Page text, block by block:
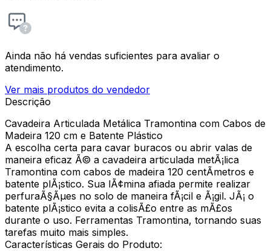
Ainda não há vendas suficientes para avaliar o
atendimento.
Ver mais produtos do vendedor
Descrição
Cavadeira Articulada Metálica Tramontina com Cabos de
Madeira 120 cm e Batente Plástico
A escolha certa para cavar buracos ou abrir valas de
maneira eficaz Ã© a cavadeira articulada metÃ¡lica
Tramontina com cabos de madeira 120 centÃ­metros e
batente plÃ¡stico. Sua lÃ¢mina afiada permite realizar
perfuraÃ§Ãµes no solo de maneira fÃ¡cil e Ã¡gil. JÃ¡ o
batente plÃ¡stico evita a colisÃ£o entre as mÃ£os
durante o uso. Ferramentas Tramontina, tornando suas
tarefas muito mais simples.
Características Gerais do Produto: